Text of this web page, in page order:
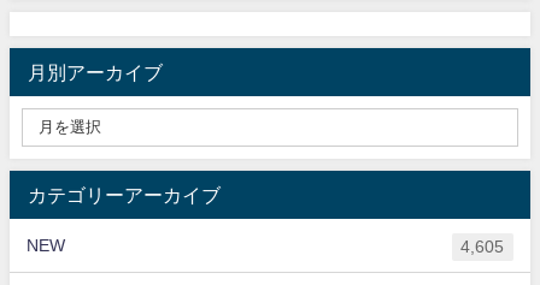
月別アーカイブ
カテゴリーアーカイブ
NEW 4,605